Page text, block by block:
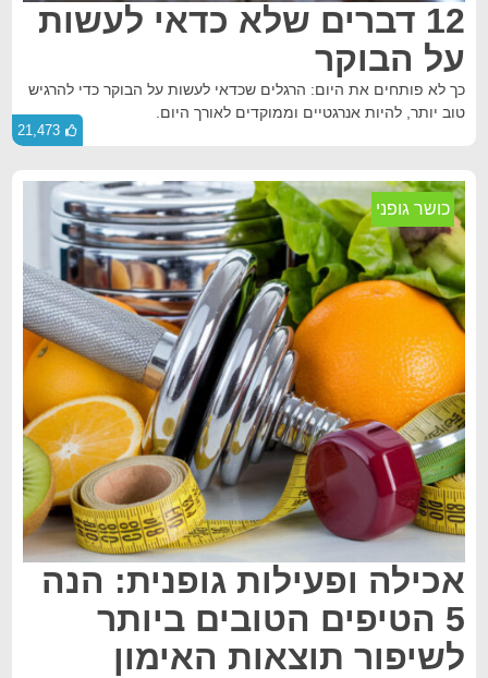
12 דברים שלא כדאי לעשות
על הבוקר
כך לא פותחים את היום: הרגלים שכדאי לעשות על הבוקר כדי להרגיש
טוב יותר, להיות אנרגטיים וממוקדים לאורך היום.
21,473
כושר גופני
אכילה ופעילות גופנית: הנה
5 הטיפים הטובים ביותר
לשיפור תוצאות האימון